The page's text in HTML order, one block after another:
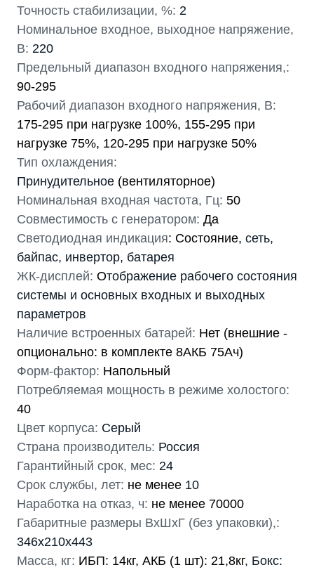
Точность стабилизации, %: 2
Номинальное входное, выходное напряжение,
В: 220
Предельный диапазон входного напряжения,:
90-295
Рабочий диапазон входного напряжения, В:
175-295 при нагрузке 100%, 155-295 при
нагрузке 75%, 120-295 при нагрузке 50%
Тип охлаждения:
Принудительное (вентиляторное)
Номинальная входная частота, Гц: 50
Совместимость с генератором: Да
Светодиодная индикация: Состояние, сеть,
байпас, инвертор, батарея
ЖК-дисплей: Отображение рабочего состояния
системы и основных входных и выходных
параметров
Наличие встроенных батарей: Нет (внешние -
опционально: в комплекте 8АКБ 75Ач)
Форм-фактор: Напольный
Потребляемая мощность в режиме холостого:
40
Цвет корпуса: Серый
Страна производитель: Россия
Гарантийный срок, мес: 24
Срок службы, лет: не менее 10
Наработка на отказ, ч: не менее 70000
Габаритные размеры ВхШхГ (без упаковки),:
346х210х443
Масса, кг: ИБП: 14кг, АКБ (1 шт): 21,8кг, Бокс: